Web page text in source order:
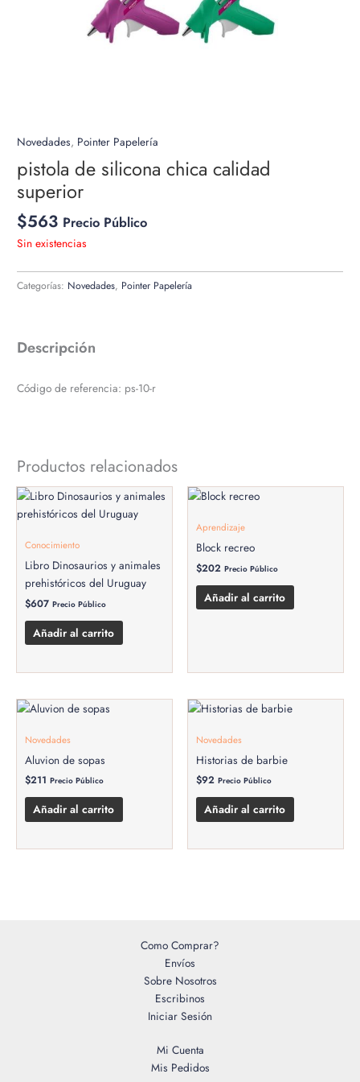
Novedades, Pointer Papelería
pistola de silicona chica calidad
superior
$563 Precio Público
Sin existencias
Categorías: Novedades, Pointer Papelería
Descripción
Código de referencia: ps-10-r
Productos relacionados
Conocimiento
Libro Dinosaurios y animales
prehistóricos del Uruguay
$607 Precio Público
Añadir al carrito
Aprendizaje
Block recreo
$202 Precio Público
Añadir al carrito
Novedades
Aluvion de sopas
$211 Precio Público
Añadir al carrito
Novedades
Historias de barbie
$92 Precio Público
Añadir al carrito
Como Comprar?
Envíos
Sobre Nosotros
Escribinos
Iniciar Sesión
Mi Cuenta
Mis Pedidos